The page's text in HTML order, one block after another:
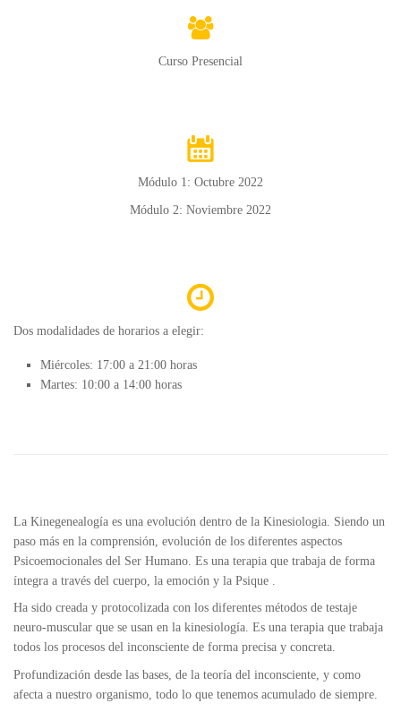
Curso Presencial
Módulo 1: Octubre 2022
Módulo 2: Noviembre 2022
Dos modalidades de horarios a elegir:
Miércoles: 17:00 a 21:00 horas
Martes: 10:00 a 14:00 horas
La Kinegenealogía es una evolución dentro de la Kinesiologia. Siendo un
paso más en la comprensión, evolución de los diferentes aspectos
Psicoemocionales del Ser Humano. Es una terapia que trabaja de forma
íntegra a través del cuerpo, la emoción y la Psique .
Ha sido creada y protocolizada con los diferentes métodos de testaje
neuro-muscular que se usan en la kinesiología. Es una terapia que trabaja
todos los procesos del inconsciente de forma precisa y concreta.
Profundización desde las bases, de la teoría del inconsciente, y como
afecta a nuestro organismo, todo lo que tenemos acumulado de siempre.